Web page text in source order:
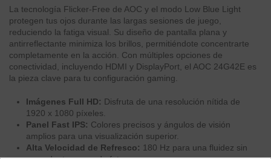
La tecnología Flicker-Free de AOC y el modo Low Blue Light
protegen tus ojos durante las largas sesiones de juego,
reduciendo la fatiga visual. Su diseño de pantalla plana y
antirreflectante minimiza los brillos, permitiéndote concentrarte
completamente en la acción. Con múltiples opciones de
conectividad, incluyendo HDMI y DisplayPort, el AOC 24G42E es
la pieza clave para tu configuración gaming.
Imágenes Full HD: Disfruta de una resolución nítida de
1920 x 1080 píxeles.
Panel Fast IPS: Colores precisos y ángulos de visión
amplios para una visualización superior.
Alta Velocidad de Refresco: 180 Hz para una fluidez sin